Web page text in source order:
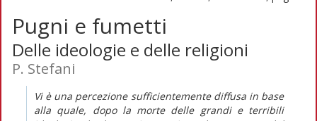
Pugni e fumetti
Delle ideologie e delle religioni
P. Stefani
Vi è una percezione sufficientemente diffusa in base
alla quale, dopo la morte delle grandi e terribili